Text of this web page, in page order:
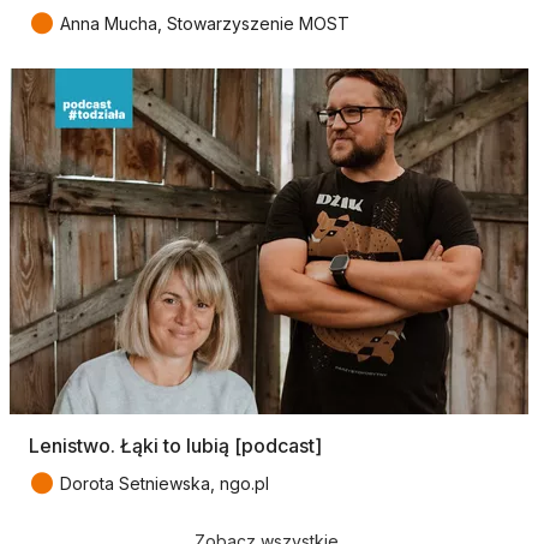
● Anna Mucha, Stowarzyszenie MOST
Lenistwo. Łąki to lubią [podcast]
● Dorota Setniewska, ngo.pl